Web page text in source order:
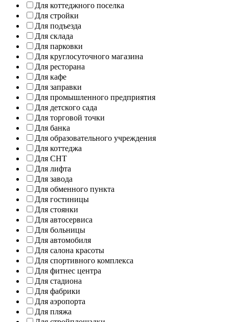
Для коттеджного поселка
Для стройки
Для подъезда
Для склада
Для парковки
Для круглосуточного магазина
Для ресторана
Для кафе
Для заправки
Для промышленного предприятия
Для детского сада
Для торговой точки
Для банка
Для образовательного учреждения
Для коттеджа
Для СНТ
Для лифта
Для завода
Для обменного пункта
Для гостиницы
Для стоянки
Для автосервиса
Для больницы
Для автомобиля
Для салона красоты
Для спортивного комплекса
Для фитнес центра
Для стадиона
Для фабрики
Для аэропорта
Для пляжа